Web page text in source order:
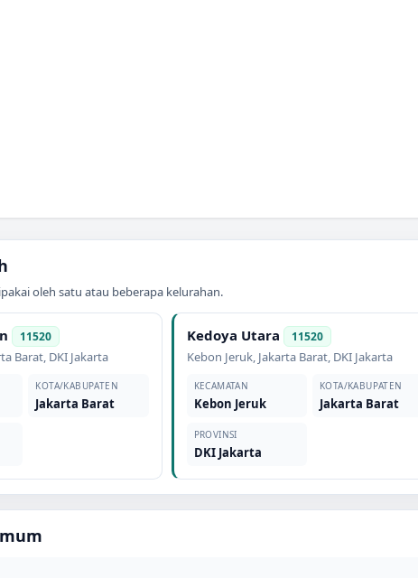
oleh satu atau beberapa kelurahan.
11520
Barat, DKI Jakarta
KOTA/KABUPATEN
Jakarta Barat
Kedoya Utara 11520
Kebon Jeruk, Jakarta Barat, DKI Jakarta
KECAMATAN
Kebon Jeruk
KOTA/KABUPATEN
Jakarta Barat
PROVINSI
DKI Jakarta